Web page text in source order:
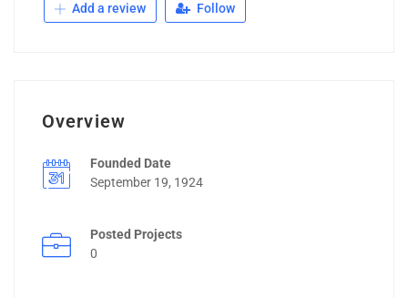
Add a review Follow
Overview
Founded Date
September 19, 1924
Posted Projects
0